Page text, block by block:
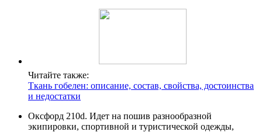
Читайте также:
Ткань гобелен: описание, состав, свойства, достоинства
и недостатки
Оксфорд 210d. Идет на пошив разнообразной
экипировки, спортивной и туристической одежды,